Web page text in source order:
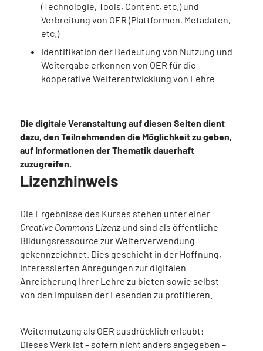
(Technologie, Tools, Content, etc.) und
Verbreitung von OER (Plattformen, Metadaten,
etc.)
Identifikation der Bedeutung von Nutzung und
Weitergabe erkennen von OER für die
kooperative Weiterentwicklung von Lehre
Die digitale Veranstaltung auf diesen Seiten dient
dazu, den Teilnehmenden die Möglichkeit zu geben,
auf Informationen der Thematik dauerhaft
zuzugreifen.
Lizenzhinweis
Die Ergebnisse des Kurses stehen unter einer
Creative Commons Lizenz und sind als öffentliche
Bildungsressource zur Weiterverwendung
gekennzeichnet. Dies geschieht in der Hoffnung,
Interessierten Anregungen zur digitalen
Anreicherung Ihrer Lehre zu bieten sowie selbst
von den Impulsen der Lesenden zu profitieren.
Weiternutzung als OER ausdrücklich erlaubt:
Dieses Werk ist – sofern nicht anders angegeben –